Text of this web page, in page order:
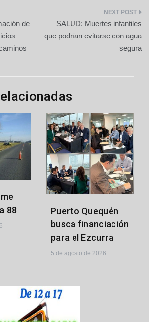
de
SALUD: Muertes infantiles
que podrían evitarse con agua
segura
88
Puerto Quequén
busca financiación
para el Ezcurra
5 de agosto de 2026